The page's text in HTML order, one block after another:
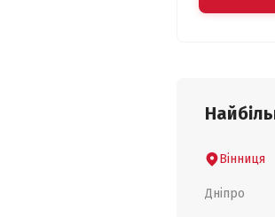
Вінниця
Дніпро